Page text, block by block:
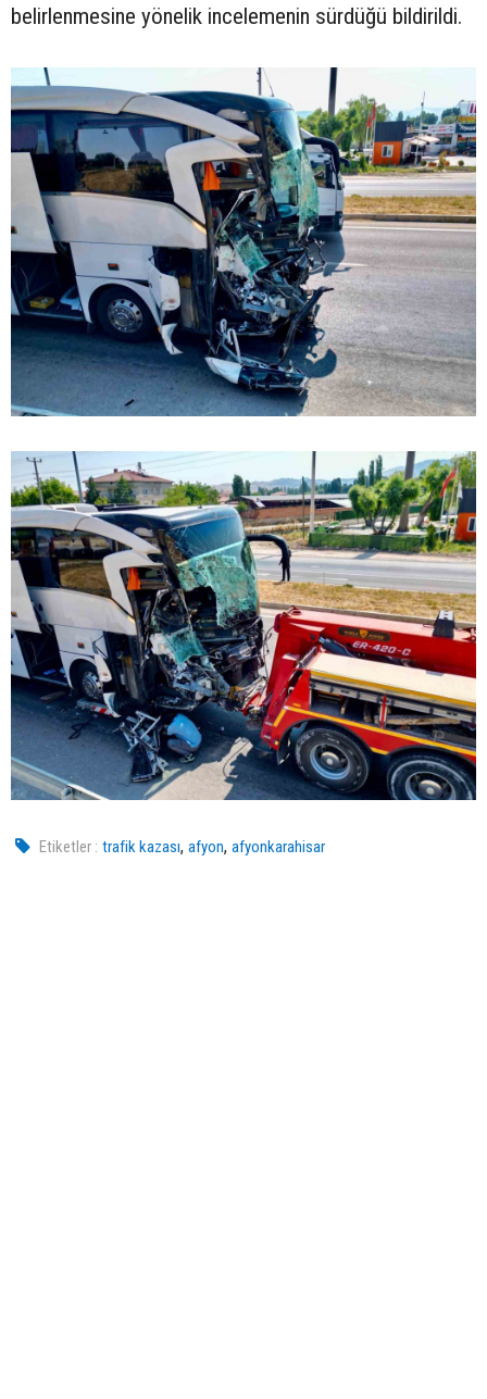
belirlenmesine yönelik incelemenin sürdüğü bildirildi.
Etiketler : trafik kazası,afyon,afyonkarahisar